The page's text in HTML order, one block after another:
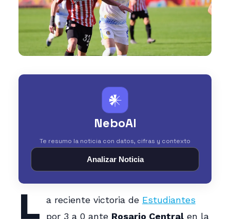
𒀭
NeboAI
Te resumo la noticia con datos, cifras y contexto
Analizar Noticia
L a reciente victoria de Estudiantes
por 3 a 0 ante Rosario Centralen la